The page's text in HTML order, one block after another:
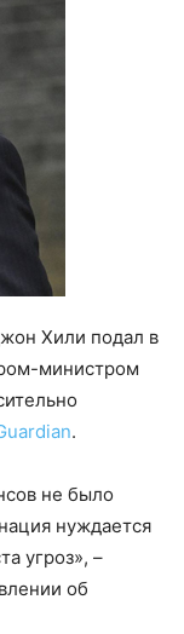
Хили подал в
министром
.
не было
нуждается
угроз», –
об